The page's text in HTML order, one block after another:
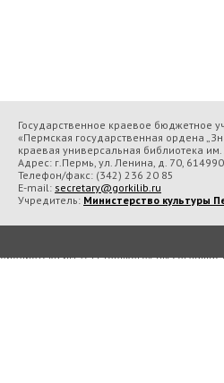
Государственное краевое бюджетное
«Пермская государственная ордена
краевая универсальная библиотека им.
Адрес: г.Пермь, ул. Ленина, д. 70, 614990
Телефон/факс: (342) 236 20 85
E-mail: secretary@gorkilib.ru
Учредитель: Министерство культуры
Во время посещения сайта
библиотека им. А. М. Горького» вы